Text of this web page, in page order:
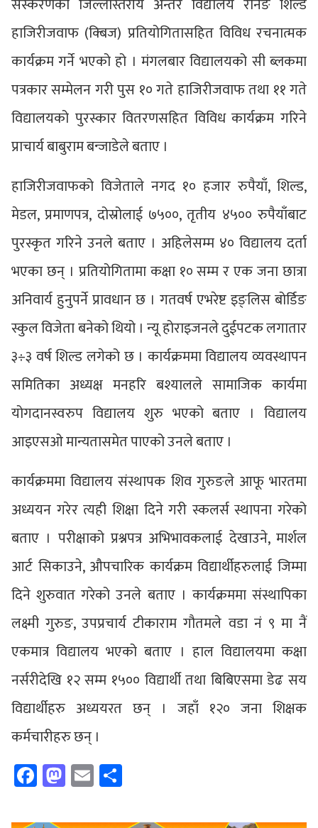
संस्करणको जिल्लास्तरीय अन्तर विद्यालय रनिङ शिल्ड
हाजिरीजवाफ (क्बिज) प्रतियोगितासहित विविध रचनात्मक
कार्यक्रम गर्ने भएको हो । मंगलबार विद्यालयको सी ब्लकमा
पत्रकार सम्मेलन गरी पुस १० गते हाजिरीजवाफ तथा ११ गते
विद्यालयको पुरस्कार वितरणसहित विविध कार्यक्रम गरिने
प्राचार्य बाबुराम बन्जाडेले बताए ।
हाजिरीजवाफको विजेताले नगद १० हजार रुपैयाँ, शिल्ड,
मेडल, प्रमाणपत्र, दोस्रोलाई ७५००, तृतीय ४५०० रुपैयाँबाट
पुरस्कृत गरिने उनले बताए । अहिलेसम्म ४० विद्यालय दर्ता
भएका छन् । प्रतियोगितामा कक्षा १० सम्म र एक जना छात्रा
अनिवार्य हुनुपर्ने प्रावधान छ । गतवर्ष एभरेष्ट इङ्लिस बोर्डिङ
स्कुल विजेता बनेको थियो । न्यू होराइजनले दुईपटक लगातार
३÷३ वर्ष शिल्ड लगेको छ । कार्यक्रममा विद्यालय व्यवस्थापन
समितिका अध्यक्ष मनहरि बश्यालले सामाजिक कार्यमा
योगदानस्वरुप विद्यालय शुरु भएको बताए । विद्यालय
आइएसओ मान्यतासमेत पाएको उनले बताए ।
कार्यक्रममा विद्यालय संस्थापक शिव गुरुङले आफू भारतमा
अध्ययन गरेर त्यही शिक्षा दिने गरी स्कलर्स स्थापना गरेको
बताए । परीक्षाको प्रश्नपत्र अभिभावकलाई देखाउने, मार्शल
आर्ट सिकाउने, औपचारिक कार्यक्रम विद्यार्थीहरुलाई जिम्मा
दिने शुरुवात गरेको उनले बताए । कार्यक्रममा संस्थापिका
लक्ष्मी गुरुङ, उपप्रचार्य टीकाराम गौतमले वडा नं ९ मा नैं
एकमात्र विद्यालय भएको बताए । हाल विद्यालयमा कक्षा
नर्सरीदेखि १२ सम्म १५०० विद्यार्थी तथा बिबिएसमा डेढ सय
विद्यार्थीहरु अध्ययरत छन् । जहाँ १२० जना शिक्षक
कर्मचारीहरु छन् ।
Facebook
Mastodon
Email